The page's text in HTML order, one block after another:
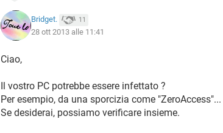
Bridget. 11
28 ott 2013 alle 11:41
Ciao,
Il vostro PC potrebbe essere infettato ?
Per esempio, da una sporcizia come "ZeroAccess"...
Se desiderai, possiamo verificare insieme.